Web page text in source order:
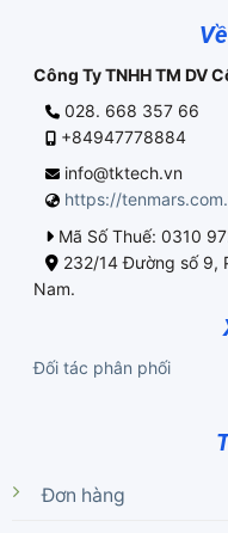
Công Ty TNHH TM DV
028. 668 357 66
+84947778884
info@tktech.vn
https://
Mã Số Thuế: 0310
232/14 Đường số 9,
Nam.
Đối tác phân phối
Đơn hàng